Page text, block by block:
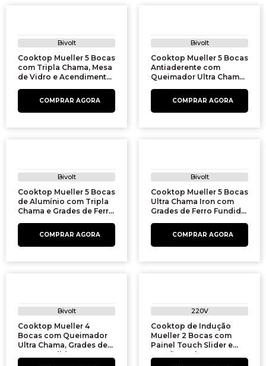
Bivolt
Cooktop Mueller 5 Bocas
com Tripla Chama, Mesa
de Vidro e Acendimento
Bivolt
Bivolt
Cooktop Mueller 5 Bocas
Antiaderente com
Queimador Ultra Chama,
Bivolt
Cooktop Mueller 5 Bocas
de Alumínio com Tripla
Chama e Grades de Ferro
Bivolt
Cooktop Mueller 5 Bocas
Ultra Chama Iron com
Grades de Ferro Fundido
Superautomático,
601270002, Preto | Bivolt
Bivolt
Cooktop Mueller 4
Bocas com Queimador
Ultra Chama, Grades de
Ferro Fundido e
220V
Cooktop de Indução
Mueller 2 Bocas com
Painel Touch Slider e
Função Turbo, MCN2BK,